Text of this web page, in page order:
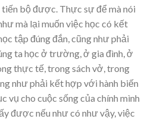
bộ được. Thực sự để mà nói
mà lại muốn việc học có kết
tập đúng đắn, cũng như phải
ta học ở trường, ở gia đình, ở
thực tế, trong sách vở, trong
như phải kết hợp với hành biến
vụ cho cuộc sống của chính mình
được nếu như có như vậy, việc